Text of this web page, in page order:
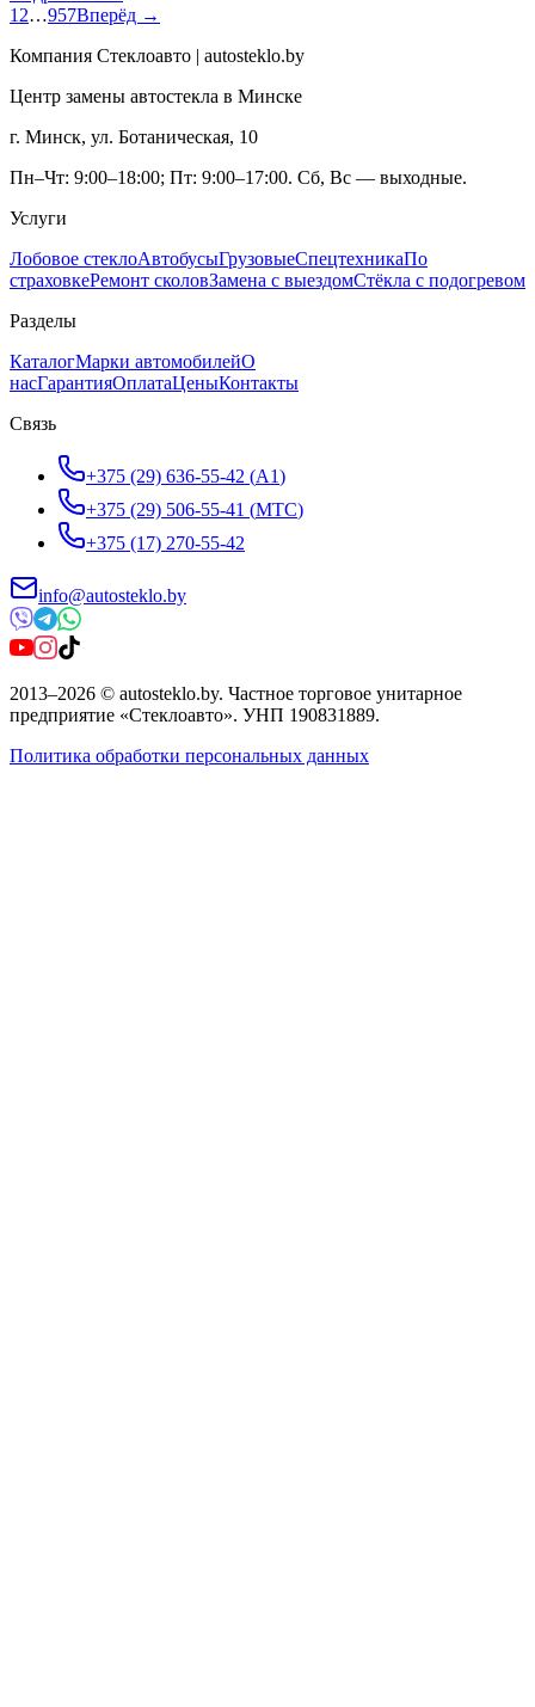
1 2…957Вперёд →
Компания Стеклоавто | autosteklo.by
Центр замены автостекла в Минске
г. Минск, ул. Ботаническая, 10
Пн–Чт: 9:00–18:00; Пт: 9:00–17:00. Сб, Вс — выходные.
Услуги
Лобовое стеклоАвтобусыГрузовыеСпецтехникаПо
страховкеРемонт сколовЗамена с выездомСтёкла с подогревом
Разделы
КаталогМарки автомобилейО
насГарантияОплатаЦеныКонтакты
Связь
+375 (29) 636-55-42 (A1)
+375 (29) 506-55-41 (МТС)
+375 (17) 270-55-42
info@autosteklo.by
2013–2026 © autosteklo.by. Частное торговое унитарное
предприятие «Стеклоавто». УНП 190831889.
Политика обработки персональных данных